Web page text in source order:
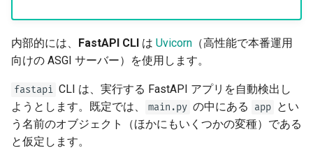
大規模アプリケーション - 複
数ファイル
JSON Lines をストリームす
る
Server-Sent Events (SSE)
内部的には、 FastAPI CLI は Uvicorn （高性能で本番運用
向けの ASGI サーバー）を使用します。😎
fastapi CLI は、実行する FastAPI アプリを自動検出し
ようとします。既定では、
main.py の中にある app とい
う名前のオブジェクト（ほかにもいくつかの変種）である
と仮定します。